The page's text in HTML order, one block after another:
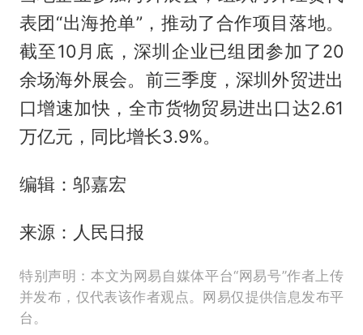
表团“出海抢单”，推动了合作项目落地。
截至10月底，深圳企业已组团参加了20
余场海外展会。前三季度，深圳外贸进出
口增速加快，全市货物贸易进出口达2.61
万亿元，同比增长3.9%。
编辑：邬嘉宏
来源：人民日报
特别声明：本文为网易自媒体平台“网易号”作者上传
并发布，仅代表该作者观点。网易仅提供信息发布平
台。